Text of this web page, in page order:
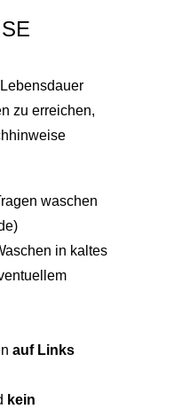
zu erreichen,
waschen
in kaltes
auf Links
kein